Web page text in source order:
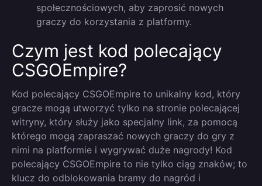
społecznościowych, aby zaprosić nowych
graczy do korzystania z platformy.
Czym jest kod polecający
CSGOEmpire?
Kod polecający CSGOEmpire to unikalny kod, który
gracze mogą utworzyć tylko na stronie polecającej
witryny, który służy jako specjalny link, za pomocą
którego mogą zapraszać nowych graczy do gry z
nimi na platformie i wygrywać duże nagrody! Kod
polecający CSGOEmpire to nie tylko ciąg znaków; to
klucz do odblokowania bramy do nagród i